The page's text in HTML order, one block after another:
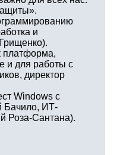
и
платформа,
и для работы с
директор
Windows с
ИТ-
Роза-Сантана).